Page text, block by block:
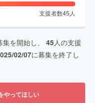
支援者数45 人
集を開始し、 45人の支援
02/07に募集を終了し
やってほしい